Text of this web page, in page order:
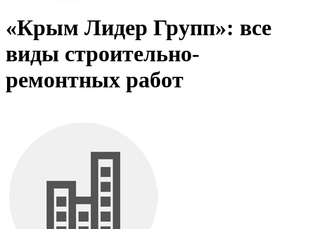
«Крым Лидер Групп»: все
виды строительно-
ремонтных работ